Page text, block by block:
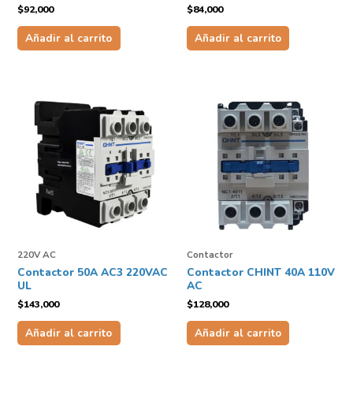
$92,000
Añadir al carrito
$84,000
Añadir al carrito
220V AC
Contactor 50A AC3 220VAC
UL
$143,000
Añadir al carrito
Contactor
Contactor CHINT 40A 110V
AC
$128,000
Añadir al carrito